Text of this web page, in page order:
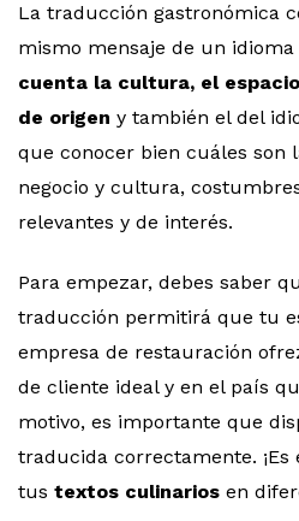
La traducción gastronómica
mismo mensaje de un
cuenta la cultura, el
de origen y también el del
que conocer bien cuáles son
negocio y cultura,
relevantes y de interés.
Para empezar, debes saber
traducción permitirá que tu
empresa de restauración
de cliente ideal y en el país
motivo, es importante que
traducida correctamente.
tus textos culinarios en